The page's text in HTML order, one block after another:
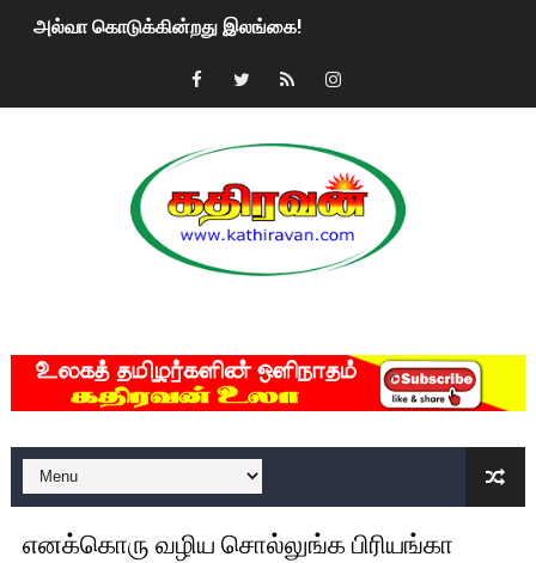
2ஆம் நாள் உக்ரைன் யுத்தம்!! எங்களைத் தனிமையில்
கதிரவன் வாசகர்களுக்கு இனிய பொங்கல் புத்தாண்டு
மகிந்த ராஜபக்சே பதவி விலக திட்டம்?
ரவுடி பேபிக்கு நடந்த தரமான சம்பவம்.. ஆபாச வீடியோக்களால்
காணாமல் போகும் பிள்ளையார்கள்!
யாழில் தமிழின தலைவர் பிரபாகரனின் பிறந்தநாளை
ஏர்போர்ட்டில் உதைத்த நபர் யார், என்ன நடந்தது?: உண்மையை
சீனா இலங்கையிடம் 8 மில்லியன் அமெரிக்க டொலர் நட்டஈடு
எனக்கொரு வழிய சொல்லுங்க பிரியங்கா